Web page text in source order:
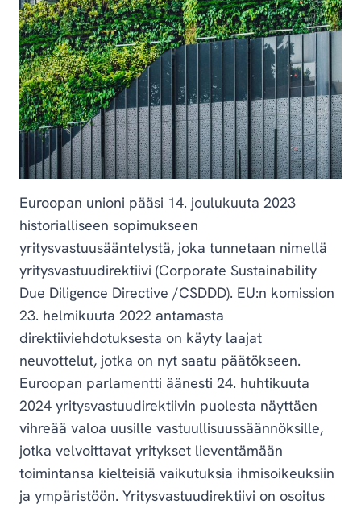
Euroopan unioni pääsi 14. joulukuuta 2023
historialliseen sopimukseen
yritysvastuusääntelystä, joka tunnetaan nimellä
yritysvastuudirektiivi (Corporate Sustainability
Due Diligence Directive /CSDDD). EU:n komission
23. helmikuuta 2022 antamasta
direktiiviehdotuksesta on käyty laajat
neuvottelut, jotka on nyt saatu päätökseen.
Euroopan parlamentti äänesti 24. huhtikuuta
2024 yritysvastuudirektiivin puolesta näyttäen
vihreää valoa uusille vastuullisuussäännöksille,
jotka velvoittavat yritykset lieventämään
toimintansa kielteisiä vaikutuksia ihmisoikeuksiin
ja ympäristöön. Yritysvastuudirektiivi on osoitus